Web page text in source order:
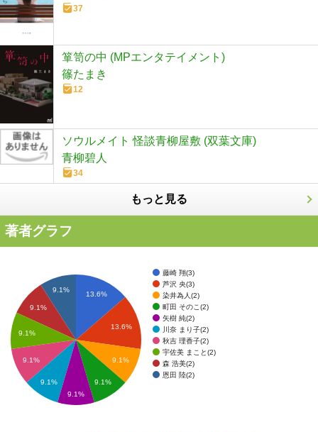
37
箪笥の中 (MPエンタテイメント)
篠たまき
12
ソウルメイト 怪談青柳屋敷 (双葉文庫)
青柳碧人
34
もっと見る
著者グラフ
藤崎 翔(3)
芦沢 央(3)
染井為人(2)
町田 そのこ(2)
矢樹 純(2)
川奈 まり子(2)
秋吉 理香子(2)
宇佐美 まこと(2)
森 浩美(2)
恩田 陸(2)
13.6%
13.6%
9.1%
9.1%
9.1%
9.1%
9.1%
9.1%
9.1%
9.1%